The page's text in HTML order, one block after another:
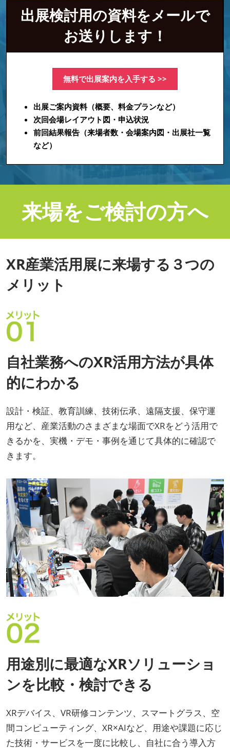
出展検討用の資料をメールで
お送りします！
無料で出展案内を入手する >>
出展ご案内資料（概要、料金プランなど）
次回会場レイアウト図・申込状況
前回結果報告（来場者数・会場案内図・出展社一覧
など）
来場をご検討の方へ
XR産業活用展に来場する３つの
メリット
自社業務へのXR活用方法が具体
的にわかる
設計・検証、教育訓練、技術伝承、遠隔支援、保守運
用など、産業活動のさまざまな場面でXRをどう活用で
きるかを、実機・デモ・事例を通じて具体的に確認で
きます。
用途別に最適なXRソリューショ
ンを比較・検討できる
XRデバイス、VR研修コンテンツ、スマートグラス、空
間コンピューティング、XR×AIなど、用途や課題に応じ
た技術・サービスを一度に比較し、自社に合う導入方